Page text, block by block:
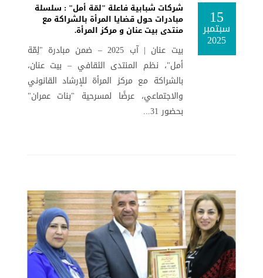
15
سبتمبر
2025
شركات شبابية فاعلة "لمّة أمل" : سلسلة
مبادرات حول قضايا المرأة بالشراكة مع
منتدى بيت عنان و مركز المرأة.
بيت عنان | آب 2025 – ضمن مبادرة "لِمّة
أمل"، نظم المنتدى الثقافي – بيت عنان،
بالشراكة مع مركز المرأة للإرشاد القانوني
والاجتماعي، عرضًا لمسرحية "بنات عمران"
بحضور 31...